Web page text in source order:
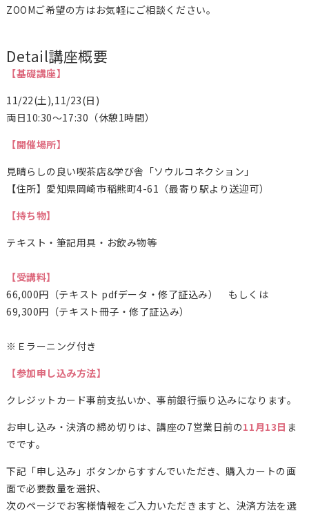
ZOOMご希望の方はお気軽にご相談ください。
Detail講座概要
【基礎講座】
11/22(土),11/23(日)
両日10:30～17:30（休憩1時間）
【開催場所】
見晴らしの良い喫茶店&学び舎「ソウルコネクション」
【住所】愛知県岡崎市稲熊町4-61（最寄り駅より送迎可）
【持ち物】
テキスト・筆記用具・お飲み物等
【受講料】
66,000円（テキスト pdfデータ・修了証込み） もしくは
69,300円（テキスト冊子・修了証込み）
※Ｅラーニング付き
【参加申し込み方法】
クレジットカード事前支払いか、事前銀行振り込みになります。
お申し込み・決済の締め切りは、講座の7営業日前の11月13日 ま
でです。
下記「申し込み」ボタンからすすんでいただき、購入カートの画
面で必要数量を選択、
次のページでお客様情報をご入力いただきますと、決済方法を選